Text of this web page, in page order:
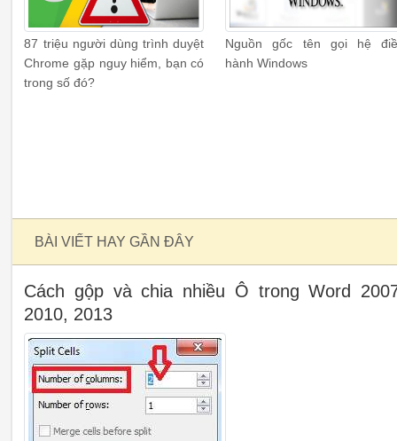
87 triệu người dùng trình duyệt
Chrome gặp nguy hiểm, bạn có
trong số đó?
Nguồn gốc tên gọi hệ
hành Windows
BÀI VIẾT HAY GẦN ĐÂY
Cách gộp và chia nhiều Ô trong Word
2010, 2013